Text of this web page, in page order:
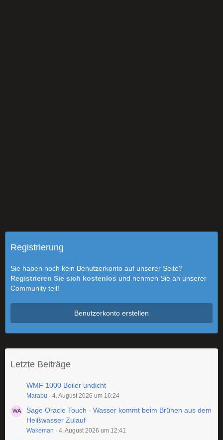
Registrierung
Sie haben noch kein Benutzerkonto auf unserer Seite?
Registrieren Sie sich kostenlos und nehmen Sie an unserer
Community teil!
Benutzerkonto erstellen
Letzte Beiträge
WMF 1000 Boiler undicht
Marabu 4. August 2026 um 16:24
Sage Oracle Touch - Wasser kommt beim Brühen aus dem
Heißwasser Zulauf
Wakeman 4. August 2026 um 12:41